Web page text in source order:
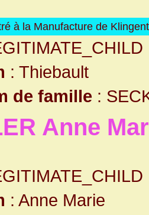
à la Manufacture de
: Thiebault
de famille :
Anne
: Anne Marie